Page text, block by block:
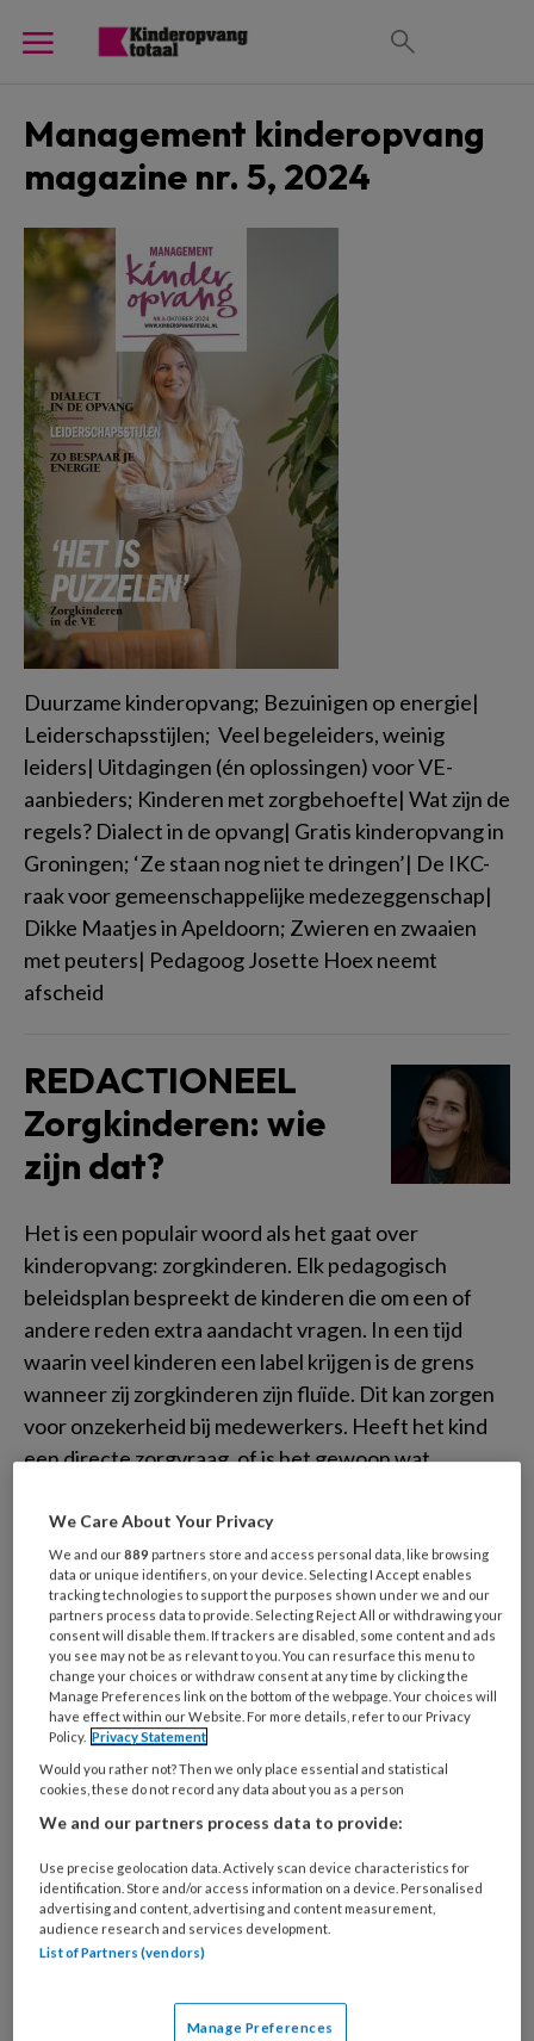
Management kinderopvang
magazine nr. 5, 2024
Duurzame kinderopvang; Bezuinigen op energie|
Leiderschapsstijlen; Veel begeleiders, weinig
leiders| Uitdagingen (én oplossingen) voor VE-
aanbieders; Kinderen met zorgbehoefte| Wat zijn de
regels? Dialect in de opvang| Gratis kinderopvang in
Groningen; ‘Ze staan nog niet te dringen’| De IKC-
raak voor gemeenschappelijke medezeggenschap|
Dikke Maatjes in Apeldoorn; Zwieren en zwaaien
met peuters| Pedagoog Josette Hoex neemt
afscheid
REDACTIONEEL
Zorgkinderen: wie
zijn dat?
Het is een populair woord als het gaat over
kinderopvang: zorgkinderen. Elk pedagogisch
beleidsplan bespreekt de kinderen die om een of
andere reden extra aandacht vragen. In een tijd
waarin veel kinderen een label krijgen is de grens
wanneer zij zorgkinderen zijn fluïde. Dit kan zorgen
voor onzekerheid bij medewerkers. Heeft het kind
een directe zorgvraag, of is het gewoon wat
Dikke Maatjes in
Apeldoorn –
Zwieren en zwaaien
met peuters
Bewegen staat het hele jaar door hoog op de agenda
Bij Dikke Maatjes in Apeldoorn. Mede dankzij
beweegjuf en -coach Claudia, die al 25 jaar
kleutergym geeft. Ook op de andere locaties van
Doomijn Kinderopvang weet ze collega's te
motiveren om net iets méér te doen. ‘Om kinderen
te laten bewegen heb je niet zoveel toeters en
We Care About Your Privacy
We and our889 partners store and access personal data, like browsing
data or unique identifiers, on your device. Selecting I Accept enables
tracking technologies to support the purposes shown under we and our
partners process data to provide. Selecting Reject All or withdrawing your
consent will disable them. If trackers are disabled, some content and ads
you see may not be as relevant to you. You can resurface this menu to
change your choices or withdraw consent at any time by clicking the
Manage Preferences link on the bottom of the webpage. Your choices will
have effect within our Website. For more details, refer to our Privacy
Policy. Privacy Statement
Would you rather not? Then we only place essential and statistical
cookies, these do not record any data about you as a person
We and our partners process data to provide:
Use precise geolocation data. Actively scan device characteristics for
identification. Store and/or access information on a device. Personalised
advertising and content, advertising and content measurement,
audience research and services development.
List of Partners (vendors)
Manage Preferences